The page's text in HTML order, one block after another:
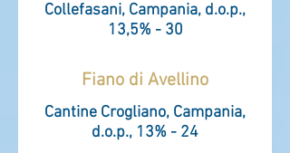
Collefasani, Campania, d.o.p.,
13,5% - 30
Fiano di Avellino
Cantine Crogliano, Campania,
d.o.p., 13% - 24